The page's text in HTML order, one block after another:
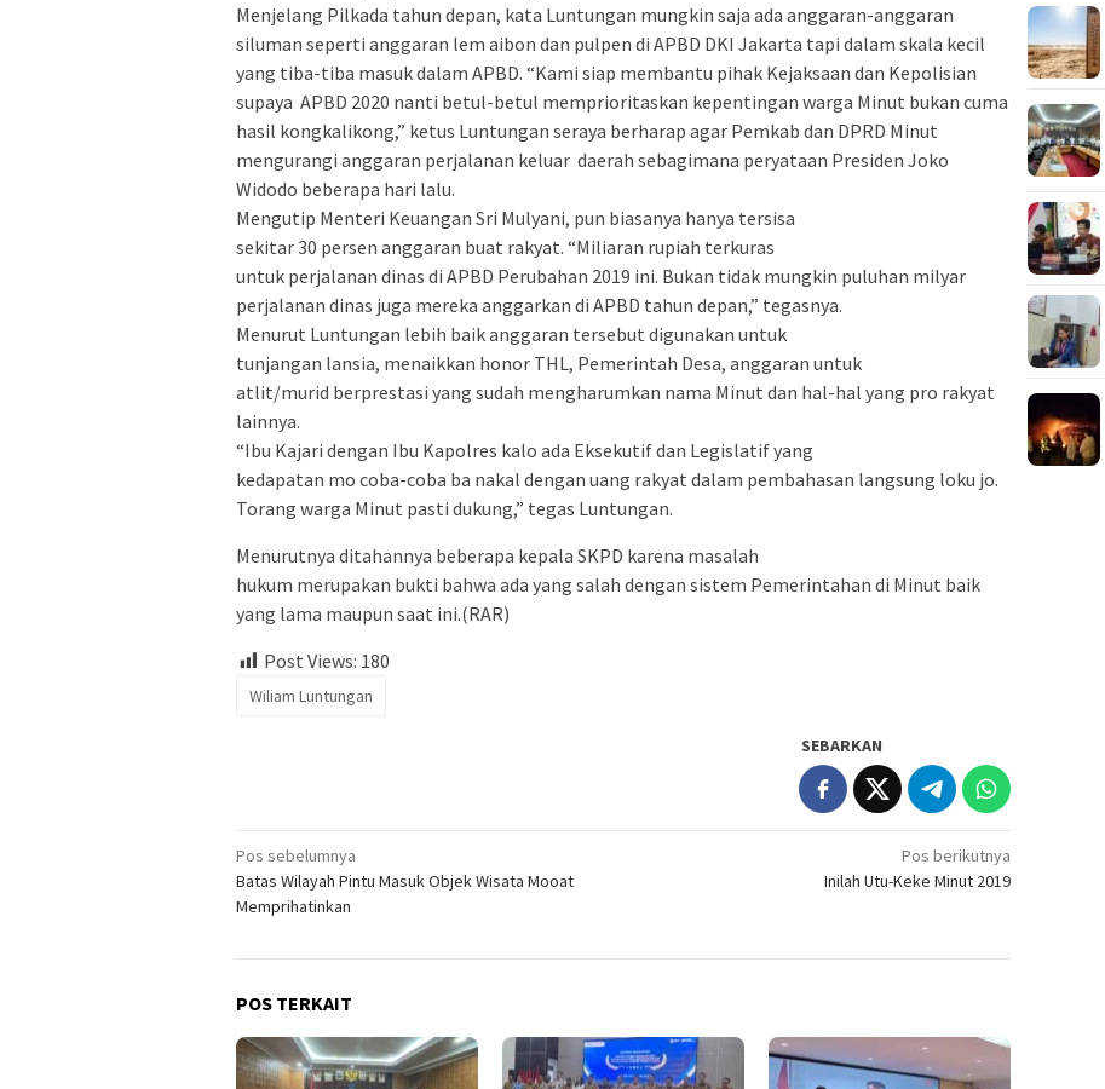
Menjelang Pilkada tahun depan, kata Luntungan mungkin saja ada anggaran-anggaran
siluman seperti anggaran lem aibon dan pulpen di APBD DKI Jakarta tapi dalam skala kecil
yang tiba-tiba masuk dalam APBD. “Kami siap membantu pihak Kejaksaan dan Kepolisian
supaya APBD 2020 nanti betul-betul memprioritaskan kepentingan warga Minut bukan cuma
hasil kongkalikong,” ketus Luntungan seraya berharap agar Pemkab dan DPRD Minut
mengurangi anggaran perjalanan keluar daerah sebagimana peryataan Presiden Joko
Widodo beberapa hari lalu.
Mengutip Menteri Keuangan Sri Mulyani, pun biasanya hanya tersisa
sekitar 30 persen anggaran buat rakyat. “Miliaran rupiah terkuras
untuk perjalanan dinas di APBD Perubahan 2019 ini. Bukan tidak mungkin puluhan milyar
perjalanan dinas juga mereka anggarkan di APBD tahun depan,” tegasnya.
Menurut Luntungan lebih baik anggaran tersebut digunakan untuk
tunjangan lansia, menaikkan honor THL, Pemerintah Desa, anggaran untuk
atlit/murid berprestasi yang sudah mengharumkan nama Minut dan hal-hal yang pro rakyat
lainnya.
“Ibu Kajari dengan Ibu Kapolres kalo ada Eksekutif dan Legislatif yang
kedapatan mo coba-coba ba nakal dengan uang rakyat dalam pembahasan langsung loku jo.
Torang warga Minut pasti dukung,” tegas Luntungan.
Menurutnya ditahannya beberapa kepala SKPD karena masalah
hukum merupakan bukti bahwa ada yang salah dengan sistem Pemerintahan di Minut baik
yang lama maupun saat ini.(RAR)
Post Views: 180
Wiliam Luntungan
SEBARKAN
Navigasi
pos
Pos sebelumnya
Batas Wilayah Pintu Masuk Objek Wisata Mooat
Memprihatinkan
Pos berikutnya
Inilah Utu-Keke Minut 2019
POS TERKAIT